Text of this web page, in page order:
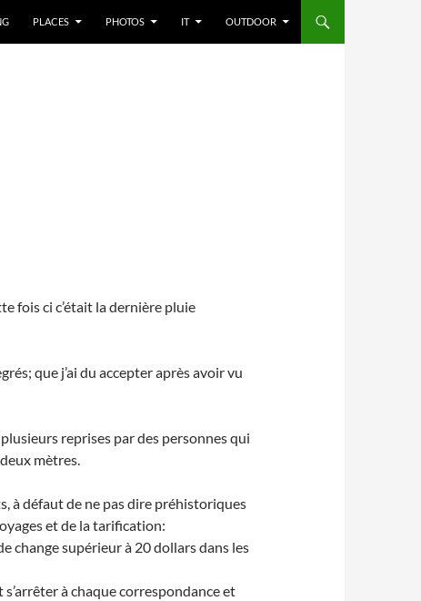
PLACES PHOTOS IT OUTDOOR
fois ci c’était la dernière pluie
que j’ai du accepter après avoir vu
reprises par des personnes qui
mètres.
à défaut de ne pas dire préhistoriques
et de la tarification:
change supérieur à 20 dollars dans les
à chaque correspondance et